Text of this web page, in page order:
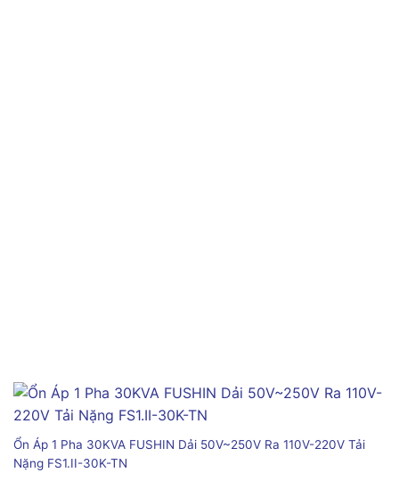
Ổn Áp 1 Pha 30KVA FUSHIN Dải 50V~250V Ra 110V-220V Tải
Nặng FS1.II-30K-TN